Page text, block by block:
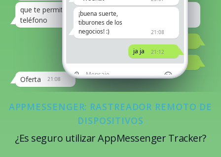
que te permite hackear por número de
teléfono
Lo discutiremos más tarde
21:12
Conduciendo ahora
21:08
Oferta
21:08
¡buena suerte,
tiburones de los
negocios! :)
21:12
ja ja
APPMESSENGER: RASTREADOR REMOTO DE
DISPOSITIVOS
¿Es seguro utilizar AppMessenger Tracker?